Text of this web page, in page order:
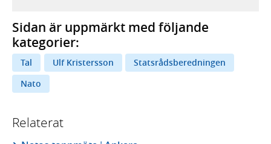
Sidan är uppmärkt med följande
kategorier:
Tal Ulf Kristersson
Statsrådsberedningen
Nato
Relaterat